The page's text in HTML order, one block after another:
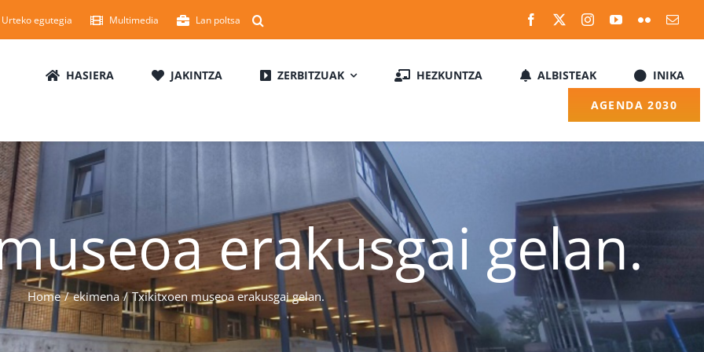
Urteko egutegia Multimedia Lan poltsa
HASIERA JAKINTZA ZERBITZUAK HEZKUNTZA ALBISTEAK
INIKA
AGENDA 2030
erakusgai gelan.
Home ekimena Txikitxoen museoa erakusgai gelan.